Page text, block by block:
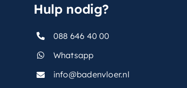
Hulp nodig?
088 646 40 00
Whatsapp
info@badenvloer.nl